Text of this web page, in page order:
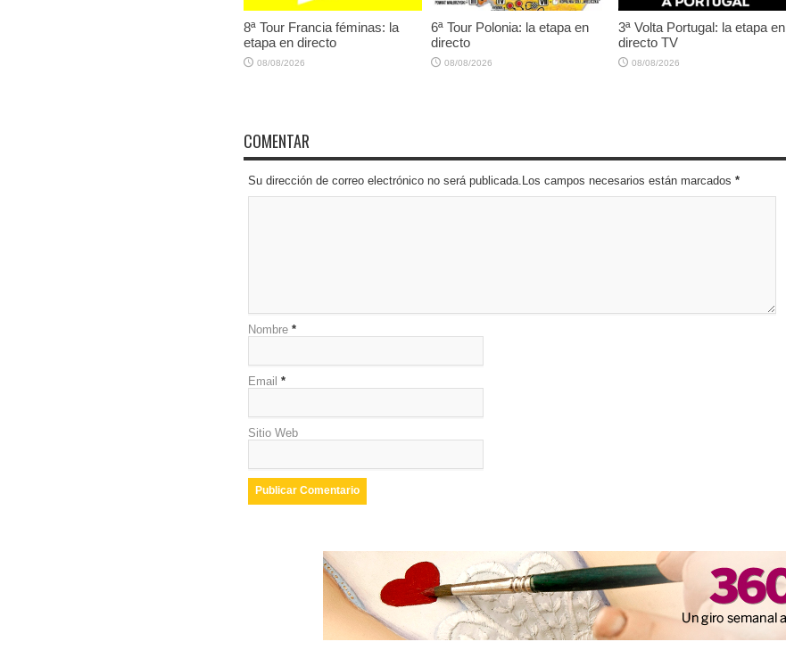
8ª Tour Francia féminas: la
etapa en directo
08/08/2026
6ª Tour Polonia: la etapa en
directo
08/08/2026
3ª Volta Portugal: la etapa en
directo TV
08/08/2026
COMENTAR
Su dirección de correo electrónico no será publicada.Los campos necesarios están marcados *
Nombre *
Email *
Sitio Web